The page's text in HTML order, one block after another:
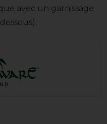
avec un garnissage